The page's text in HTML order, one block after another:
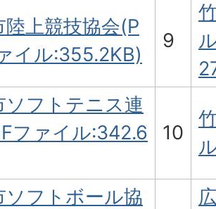
陸上競技協会(P
イル:355.2KB)
9
ソフトテニス連
ファイル:342.6
10
ソフトボール協